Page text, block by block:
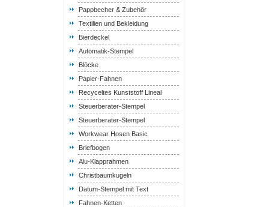
Pappbecher & Zubehör
Textilien und Bekleidung
Bierdeckel
Automatik-Stempel
Blöcke
Papier-Fahnen
Recyceltes Kunststoff Lineal
Steuerberater-Stempel
Steuerberater-Stempel
Workwear Hosen Basic
Briefbogen
Alu-Klapprahmen
Christbaumkugeln
Datum-Stempel mit Text
Fahnen-Ketten